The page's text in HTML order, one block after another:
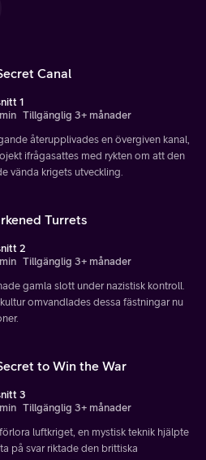
Canal
1
Tillgänglig 3+ månader
återupplivades en övergiven kanal,
ifrågasattes med rykten om att den
vända krigets utveckling.
Turrets
2
Tillgänglig 3+ månader
gamla slott under nazistisk kontroll.
omvandlades dessa fästningar nu
to Win the War
3
Tillgänglig 3+ månader
luftkriget, en mystisk teknik hjälpte
på svar riktade den brittiska